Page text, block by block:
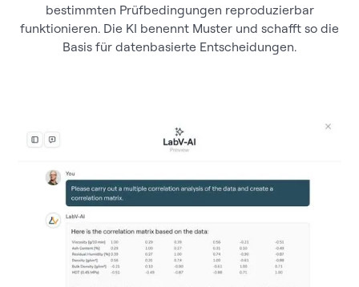
bestimmten Prüfbedingungen reproduzierbar
funktionieren. Die KI benennt Muster und schafft so die
Basis für datenbasierte Entscheidungen.